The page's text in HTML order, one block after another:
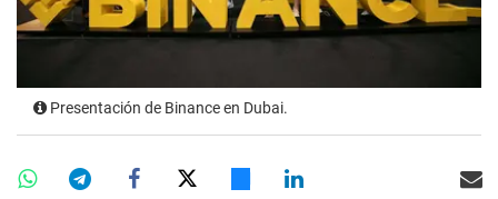
Presentación de Binance en Dubai.